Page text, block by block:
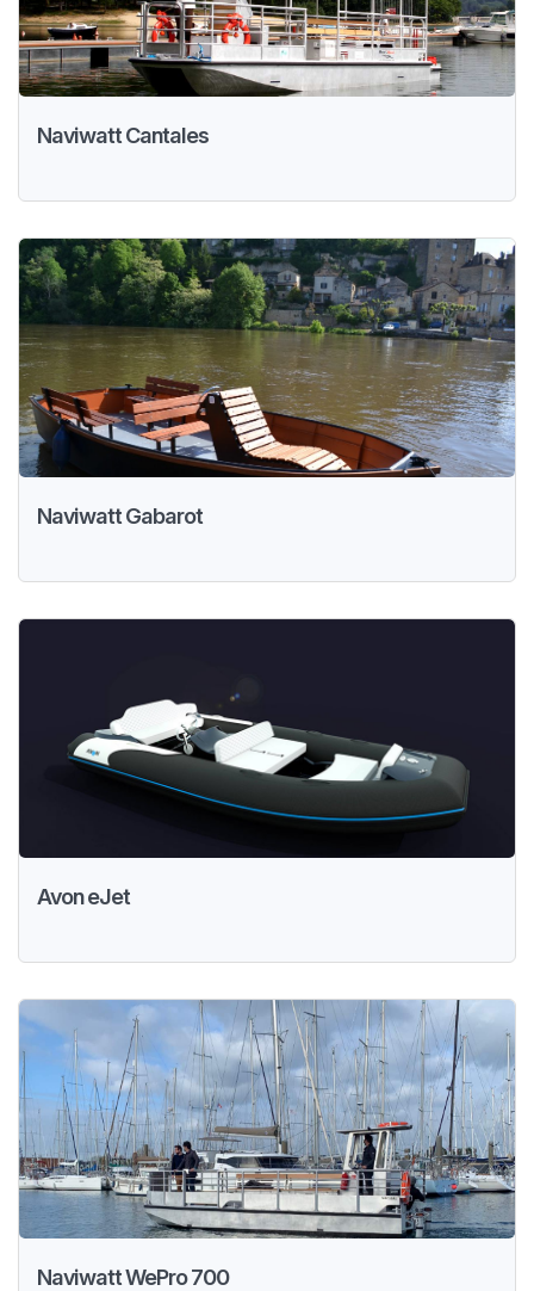
Naviwatt Cantales
Naviwatt Gabarot
Avon eJet
Naviwatt WePro 700